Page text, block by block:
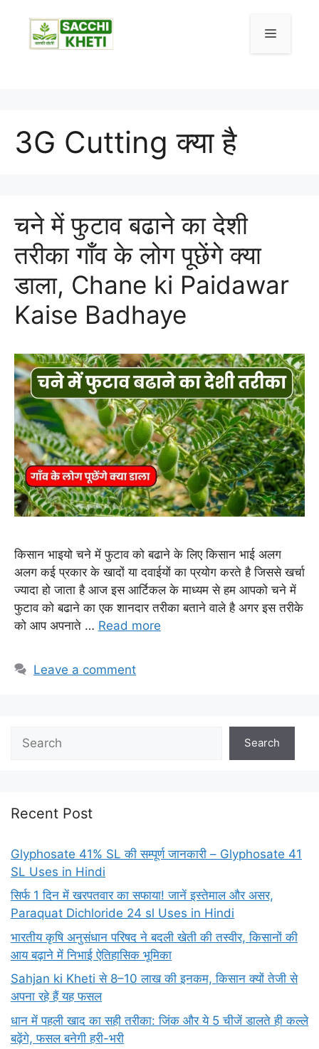
3G Cutting क्या है
चने में फुटाव बढाने का देशी
तरीका गाँव के लोग पूछेंगे क्या
डाला, Chane ki Paidawar
Kaise Badhaye
किसान भाइयो चने में फुटाव को बढाने के लिए किसान भाई अलग
अलग कई प्रकार के खादों या दवाईयों का प्रयोग करते है जिससे खर्चा
ज्यादा हो जाता है आज इस आर्टिकल के माध्यम से हम आपको चने में
फुटाव को बढाने का एक शानदार तरीका बताने वाले है अगर इस तरीके
को आप अपनाते … Read more
Leave a comment
Search
Recent Post
Glyphosate 41% SL की सम्पूर्ण जानकारी – Glyphosate 41
SL Uses in Hindi
सिर्फ 1 दिन में खरपतवार का सफाया! जानें इस्तेमाल और असर,
Paraquat Dichloride 24 sl Uses in Hindi
भारतीय कृषि अनुसंधान परिषद ने बदली खेती की तस्वीर, किसानों की
आय बढ़ाने में निभाई ऐतिहासिक भूमिका
Sahjan ki Kheti से 8–10 लाख की इनकम, किसान क्यों तेजी से
अपना रहे हैं यह फसल
धान में पहली खाद का सही तरीका: जिंक और ये 5 चीजें डालते ही कल्ले
बढ़ेंगे, फसल बनेगी हरी-भरी